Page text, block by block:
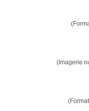
(Imagerie